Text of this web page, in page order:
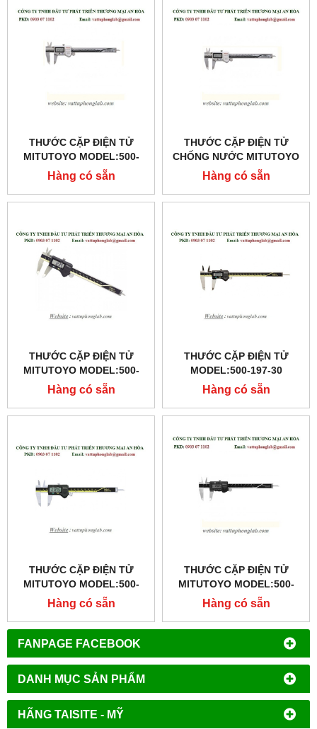
FANPAGE FACEBOOK
DANH MỤC SẢN PHẨM
HÃNG TAISITE - MỸ
THƯỚC CẶP ĐIỆN TỬ
MITUTOYO MODEL:500-
713-10
Hàng có sẵn
THƯỚC CẶP ĐIỆN TỬ
CHỐNG NƯỚC MITUTOYO
MODEL:500-712-10
Hàng có sẵn
THƯỚC CẶP ĐIỆN TỬ
MITUTOYO MODEL:500-
151-30
Hàng có sẵn
THƯỚC CẶP ĐIỆN TỬ
MODEL:500-197-30
Hàng có sẵn
THƯỚC CẶP ĐIỆN TỬ
MITUTOYO MODEL:500-
196-30
Hàng có sẵn
THƯỚC CẶP ĐIỆN TỬ
MITUTOYO MODEL:500-
182-20
Hàng có sẵn